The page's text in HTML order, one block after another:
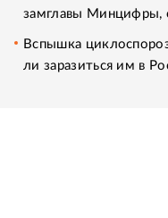
замглавы Минцифры,
Вспышка
ли заразиться им в